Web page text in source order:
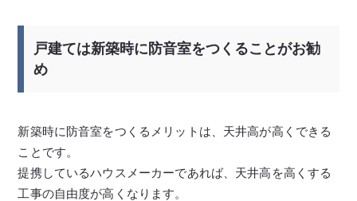
戸建ては新築時に防音室をつくることがお勧
め
新築時に防音室をつくるメリットは、天井高が高くできる
ことです。
提携しているハウスメーカーであれば、天井高を高くする
工事の自由度が高くなります。